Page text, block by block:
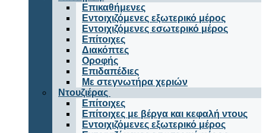
Επικαθήμενες
Εντοιχιζόμενες εξωτερικό μέρος
Εντοιχιζόμενες εσωτερικό μέρος
Επίτοιχες
Διακόπτες
Οροφής
Επιδαπέδιες
Με στεγνωτήρα χεριών
Ντουζιέρας
Επίτοιχες
Επίτοιχες με βέργα και κεφαλή ντους
Εντοιχιζόμενες εξωτερικό μέρος